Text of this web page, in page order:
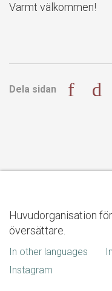
Varmt välkommen!
Dela sidan
Huvudorganisation
översättare.
In other languages
Instagram